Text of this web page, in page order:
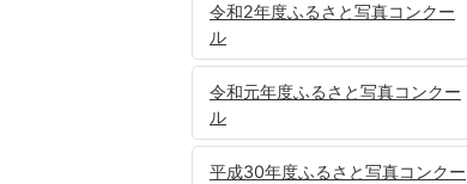
令和2年度ふるさと写真コンクー
ル
令和元年度ふるさと写真コンクー
ル
平成30年度ふるさと写真コンクー